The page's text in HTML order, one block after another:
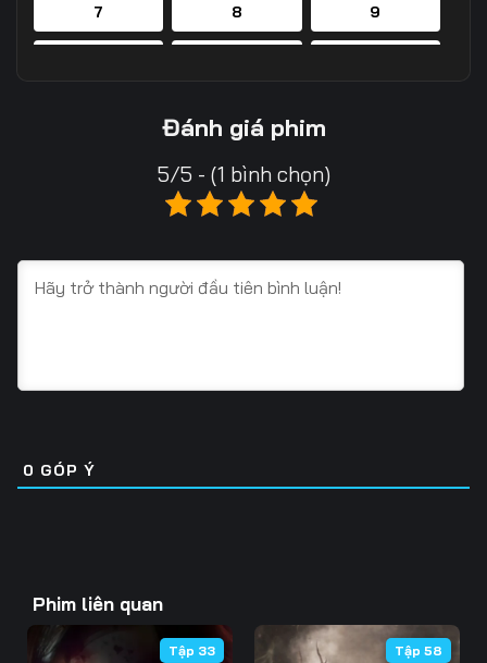
7 8 9
20
25 26
31 32 33
37 38 39
47 48
Đánh giá phim
5/5 - (1 bình chọn)
0 GÓP Ý
Phim liên quan
Tập 33 Tập 58